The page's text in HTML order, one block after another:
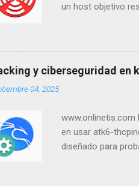
un host objetivo
lugar de enviar a
de ping y pasa al
install fping fping
con versiones
y ciberseguridad en
04, 2025
www.onlinetis.com
en usar atk6-
diseñado para
pero si no,